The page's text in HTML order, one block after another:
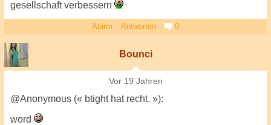
gesellschaft verbessern
Alarm Antworten 0
Bounci
Vor 19 Jahren
@Anonymous (« btight hat recht. »):
word